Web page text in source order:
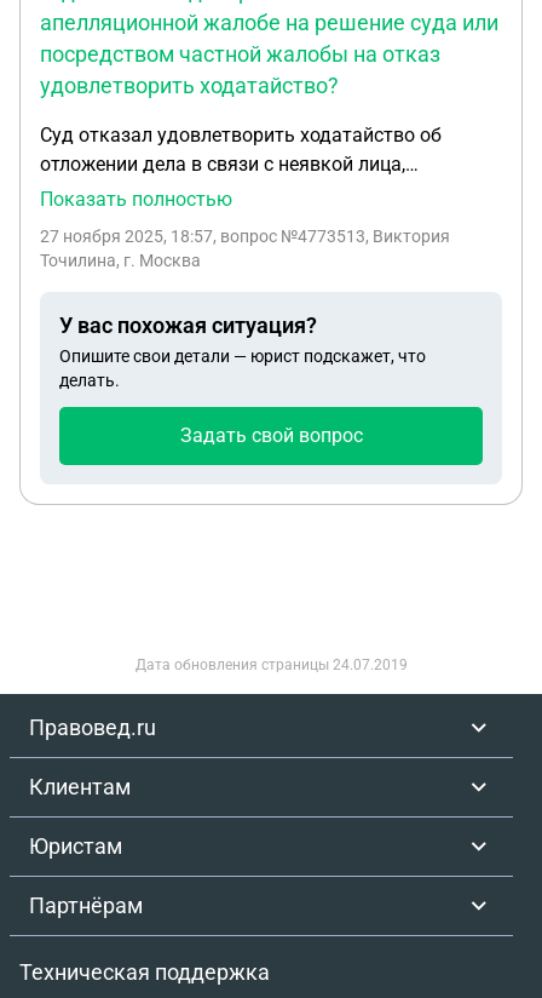
итоге 2 770 410. Получается гос пошлина 42 705 ,
получается я оплачивала 37 405 и мне нужно
доплатить 5 300. 3 вопрос. Если я могу отправить
новый иск и использую старую госпошлину
добавляя недостающую сумму, я прикрепляю 2
чека и что мне нужно указать в иске что я часть
суммы использую от старой госпошлины
апелляционной жалобе на решение суда или
посредством частной жалобы на отказ
удовлетворить ходатайство?
Суд отказал удовлетворить ходатайство об
отложении дела в связи с неявкой лица,
участвующего в деле и его представителей,
уважительными - болезнь. Суд вынес решение в
на решение. Как обжаловать решение и отказ в
ходатайстве: одновременно в апелляционной
жалобе на решение суда или посредством
частной жалобы на отказ удовлетворить
ходатайство?
Показать полностью
27 ноября 2025, 18:57, вопрос №4773513, Виктория
Точилина, г. Москва
У вас похожая ситуация?
Опишите свои детали — юрист подскажет, что
делать.
Задать свой вопрос
Дата обновления страницы 24.07.2019
Правовед.ru
Клиентам
Юристам
Партнёрам
Техническая поддержка